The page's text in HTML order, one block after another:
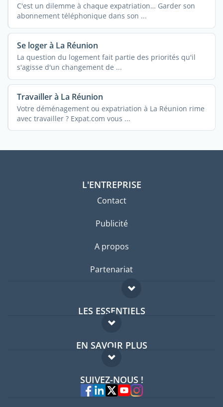
C'est un dilemme à chaque expatriation… Garder son
abonnement téléphonique dans son ...
Se loger à La Réunion
La question du logement fait partie des priorités qu'il
s'agisse d'un changement de ...
Travailler à La Réunion
Votre déménagement ou expatriation à La Réunion rime
avec travailler ? Expat.com vous ...
L'ENTREPRISE
Contact
Publicité
A propos
Partenariat
LES ESSENTIELS
Forum expatriés
Guides pays
EN SAVOIR PLUS
FAQ
Experts
SUIVEZ-NOUS !